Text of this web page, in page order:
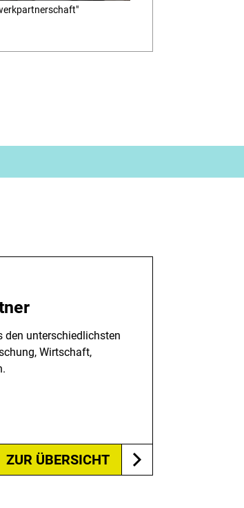
den unterschiedlichsten
Wirtschaft,
ZUR ÜBERSICHT